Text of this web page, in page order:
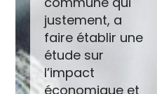
justement, a
faire établir une
étude sur
l’impact
économique et